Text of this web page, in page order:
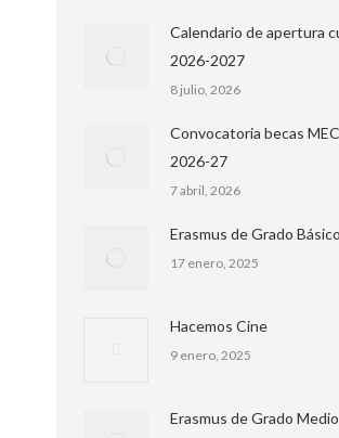
Calendario de apertura
2026-2027
8 julio, 2026
Convocatoria becas
2026-27
7 abril, 2026
Erasmus de Grado Básico
17 enero, 2025
Hacemos Cine
9 enero, 2025
Erasmus de Grado Medio